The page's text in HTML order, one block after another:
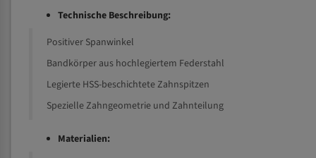
Technische Beschreibung:
Positiver Spanwinkel
Bandkörper aus hochlegiertem Federstahl
Legierte HSS-beschichtete Zahnspitzen
Spezielle Zahngeometrie und Zahnteilung
Materialien: